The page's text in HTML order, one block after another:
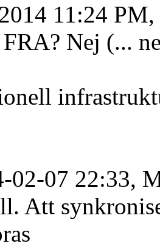
11:24
Nej (...
02-07 22:33,
Att